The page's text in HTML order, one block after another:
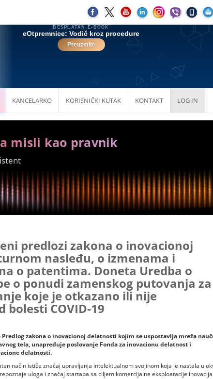
KANCELARKO KORISNIČKI KUTAK KONTAKT LOG IN
misli kao pravnik
predlozi zakona o inovacionoj
nasleđu, o izmenama i
o patentima. Doneta Uredba o
o ponudi zamenskog putovanja za
koje je otkazano ili nije
bolesti COVID-19
zakona o inovacionoj delatnosti kojim se uspostavlja mreža
tela, unapređuje poslovanje Fonda za inovacionu delatnost i
delatnosti.
način ističe značaj upravljanja intelektualnom svojinom koja je nastala u
uloga i značaj startapa sa ciljem komercijalne eksploatacije